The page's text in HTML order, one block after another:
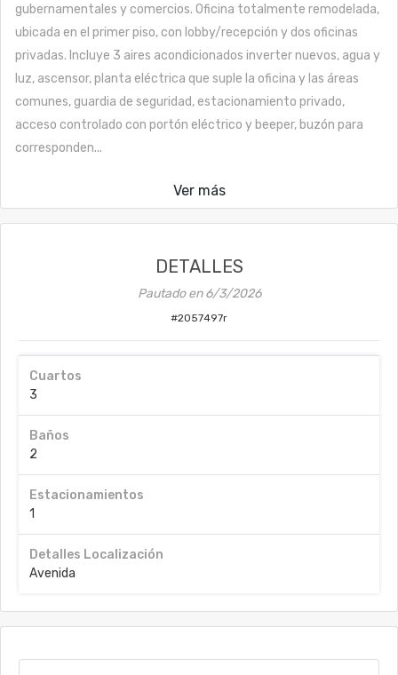
gubernamentales y comercios. Oficina totalmente remodelada,
ubicada en el primer piso, con lobby/recepción y dos oficinas
privadas. Incluye 3 aires acondicionados inverter nuevos, agua y
luz, ascensor, planta eléctrica que suple la oficina y las áreas
comunes, guardia de seguridad, estacionamiento privado,
acceso controlado con portón eléctrico y beeper, buzón para
corresponden...
Ver más
DETALLES
Pautado en6/3/2026
#2057497r
Cuartos
3
Baños
2
Estacionamientos
1
Detalles Localización
Avenida